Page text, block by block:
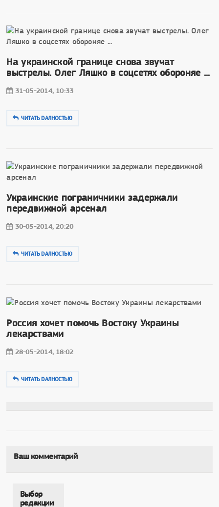
На украинской границе снова звучат
выстрелы. Олег Ляшко в соцсетях обороняе ...
31-05-2014, 10:33
ЧИТАТЬ DAЛНОСТЬЮ
Украинские пограничники задержали
передвижной арсенал
30-05-2014, 20:20
ЧИТАТЬ DAЛНОСТЬЮ
Россия хочет помочь Востоку Украины
лекарствами
28-05-2014, 18:02
ЧИТАТЬ DAЛНОСТЬЮ
Ваш комментарий
Выбор
редакции